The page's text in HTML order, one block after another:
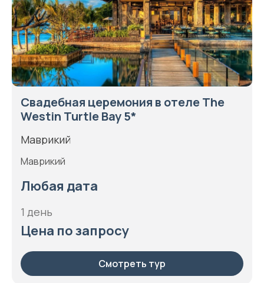
Свадебная церемония в отеле The
Westin Turtle Bay 5*
Маврикий
Маврикий
Любая дата
1 день
Цена по запросу
Смотреть тур